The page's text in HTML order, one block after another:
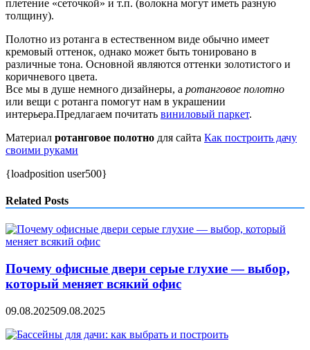
плетение «сеточкой» и т.п. (волокна могут иметь разную
толщину).
Полотно из ротанга в естественном виде обычно имеет
кремовый оттенок, однако может быть тонировано в
различные тона. Основной являются оттенки золотистого и
коричневого цвета.
Все мы в душе немного дизайнеры, а ротанговое полотно
или вещи с ротанга помогут нам в украшении
интерьера.Предлагаем почитать виниловый паркет.
Материал ротанговое полотно для сайта Как построить дачу
своими руками
{loadposition user500}
Related Posts
Почему офисные двери серые глухие — выбор,
который меняет всякий офис
09.08.202509.08.2025